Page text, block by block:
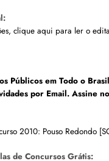
clique aqui para ler o
Públicos em Todo o Brasil
por Email. Assine
de Concursos Grátis: